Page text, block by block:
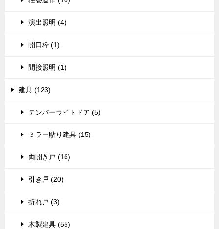
演出照明 (4)
開口枠 (1)
間接照明 (1)
建具 (123)
テンパーライトドア (5)
ミラー貼り建具 (15)
両開き戸 (16)
引き戸 (20)
折れ戸 (3)
木製建具 (55)